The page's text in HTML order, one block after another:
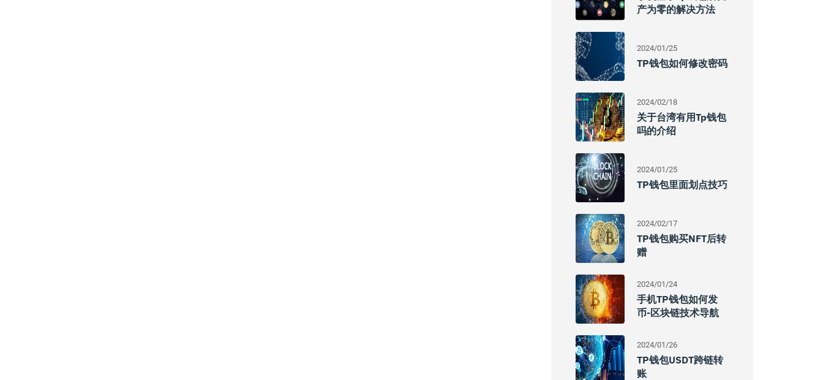
产为零的解决方法
2024/01/25
TP钱包如何修改密码
2024/02/18
关于台湾有用tp钱包
吗的介绍
2024/01/25
TP钱包里面划点技巧
2024/02/17
TP钱包购买NFT后转
赠
2024/01/24
手机TP钱包如何发
币-区块链技术导航
2024/01/26
TP钱包USDT跨链转
账